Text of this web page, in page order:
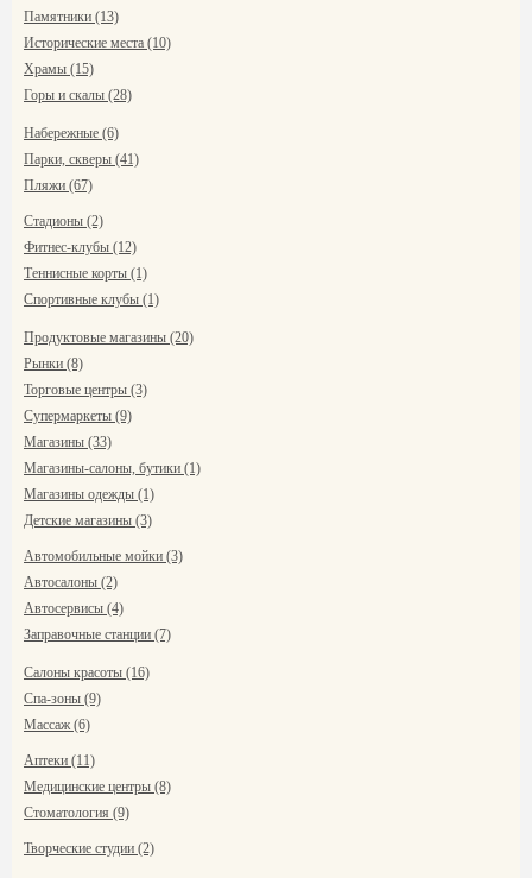
Памятники (13)
Исторические места (10)
Храмы (15)
Горы и скалы (28)
Набережные (6)
Парки, скверы (41)
Пляжи (67)
Стадионы (2)
Фитнес-клубы (12)
Теннисные корты (1)
Спортивные клубы (1)
Продуктовые магазины (20)
Рынки (8)
Торговые центры (3)
Супермаркеты (9)
Магазины (33)
Магазины-салоны, бутики (1)
Магазины одежды (1)
Детские магазины (3)
Автомобильные мойки (3)
Автосалоны (2)
Автосервисы (4)
Заправочные станции (7)
Салоны красоты (16)
Спа-зоны (9)
Массаж (6)
Аптеки (11)
Медицинские центры (8)
Стоматология (9)
Творческие студии (2)